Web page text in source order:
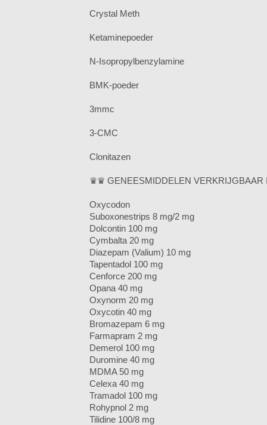
Crystal Meth
Ketaminepoeder
N-Isopropylbenzylamine
BMK-poeder
3mmc
3-CMC
Clonitazen
♛♛ GENEESMIDDELEN VERKRIJGBAAR
Oxycodon
Suboxonestrips 8 mg/2 mg
Dolcontin 100 mg
Cymbalta 20 mg
Diazepam (Valium) 10 mg
Tapentadol 100 mg
Cenforce 200 mg
Opana 40 mg
Oxynorm 20 mg
Oxycotin 40 mg
Bromazepam 6 mg
Farmapram 2 mg
Demerol 100 mg
Duromine 40 mg
MDMA 50 mg
Celexa 40 mg
Tramadol 100 mg
Rohypnol 2 mg
Tilidine 100/8 mg